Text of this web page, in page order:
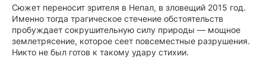
Сюжет переносит зрителя в Непал, в зловещий 2015 год.
Именно тогда трагическое стечение обстоятельств
пробуждает сокрушительную силу природы — мощное
землетрясение, которое сеет повсеместные разрушения.
Никто не был готов к такому удару стихии.